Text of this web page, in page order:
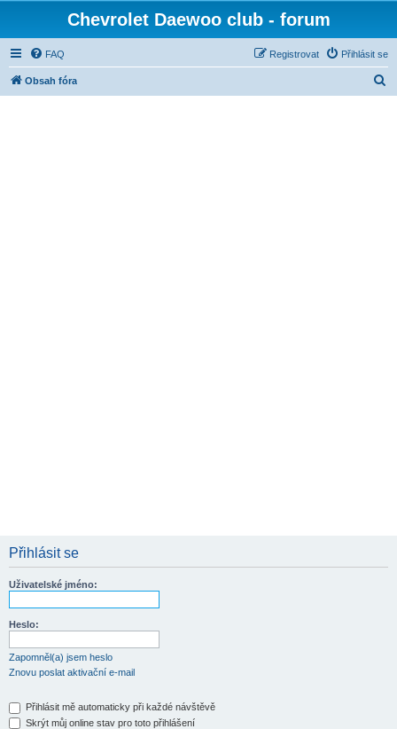
Chevrolet Daewoo club - forum
FAQ Přihlásit se
Registrovat
Obsah fóra
Přihlásit se
Uživatelské jméno:
Heslo:
Zapomněl(a) jsem heslo
Znovu poslat aktivační e-mail
Přihlásit mě automaticky při každé návštěvě
Skrýt můj online stav pro toto přihlášení